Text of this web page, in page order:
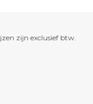
zijn exclusief btw.